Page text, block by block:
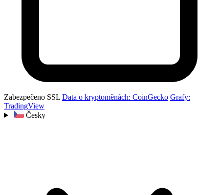
Zabezpečeno SSL Data o kryptoměnách: CoinGecko Grafy:
TradingView
Česky